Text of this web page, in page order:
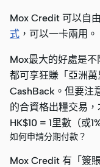
Mox Credit 可以自
式 ，可以一卡兩用。
Mox最大的好處是不
都可享狂賺「亞洲
CashBack。但要注
的合資格出糧交易
HK$10 = 1里數（或
如何申請分期付款？
Mox Credit 有「簽